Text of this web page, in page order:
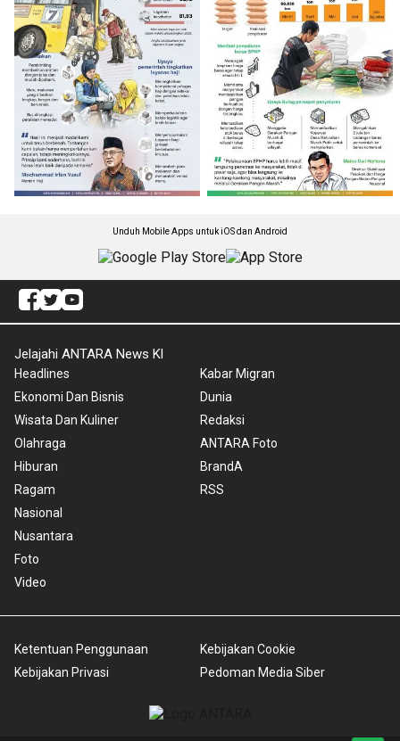
Unduh Mobile Apps untuk iOS dan Android
Jelajahi ANTARA News Kl
Headlines
Ekonomi Dan Bisnis
Wisata Dan Kuliner
Olahraga
Hiburan
Ragam
Nasional
Nusantara
Foto
Video
Kabar Migran
Dunia
Redaksi
ANTARA Foto
BrandA
RSS
Ketentuan Penggunaan
Kebijakan Privasi
Kebijakan Cookie
Pedoman Media Siber